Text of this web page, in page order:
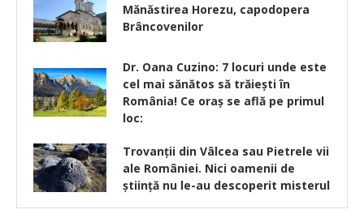
Mănăstirea Horezu, capodopera
Brâncovenilor
Dr. Oana Cuzino: 7 locuri unde este
cel mai sănătos să trăiești în
România! Ce oraș se află pe primul
loc:
Trovanții din Vâlcea sau Pietrele vii
ale României. Nici oamenii de
știință nu le-au descoperit misterul